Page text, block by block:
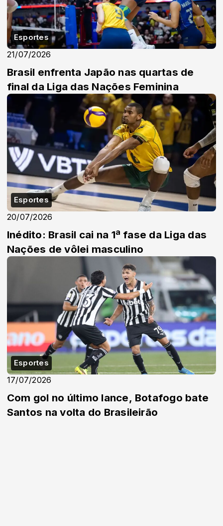
Esportes
21/07/2026
Brasil enfrenta Japão nas quartas de
final da Liga das Nações Feminina
Esportes
20/07/2026
Inédito: Brasil cai na 1ª fase da Liga das
Nações de vôlei masculino
Esportes
17/07/2026
Com gol no último lance, Botafogo bate
Santos na volta do Brasileirão